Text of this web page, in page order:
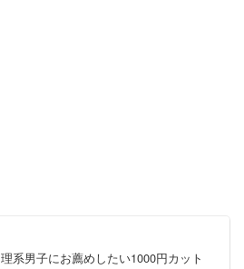
理系男子にお薦めしたい1000円カット